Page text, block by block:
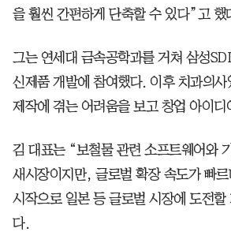
을 훨씬 간편하게 단축할 수 있다”고 했
그는 연세대 금속공학과를 거쳐 삼성
신제품 개발에 참여했다. 이후 치과의
제작에 겪는 어려움을 보고 창업 아이디
김 대표는 “보철물 관련 소프트웨어와
새시장이지만, 글로벌 확장 속도가 빠
시작으로 일본 등 글로벌 시장에 도전
다.